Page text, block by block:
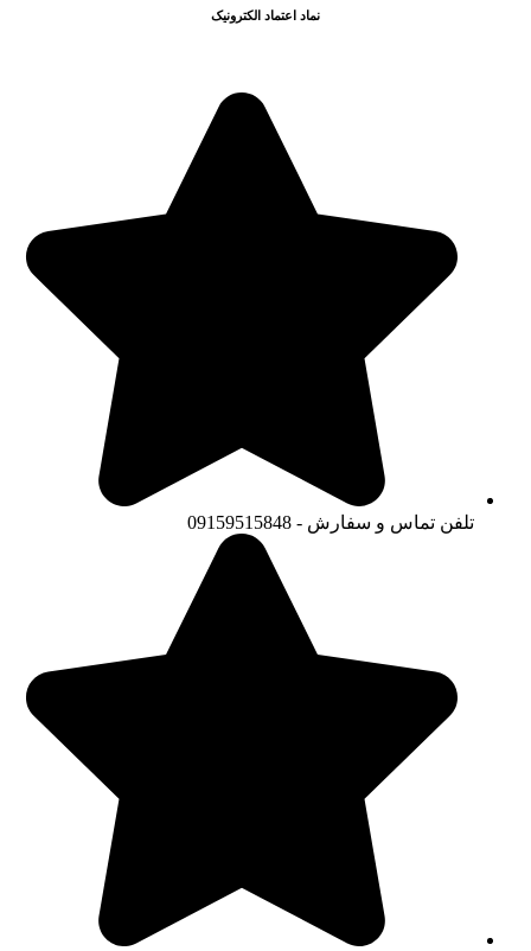
نماد اعتماد الکترونیک
تلفن تماس و سفارش - 09159515848